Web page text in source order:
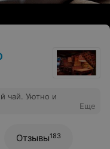
чай. Уютно и
Еще
Отзывы183